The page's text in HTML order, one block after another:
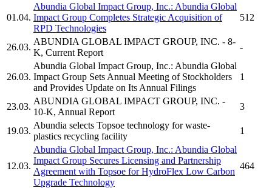
01.04.
Abundia Global Impact Group, Inc.: Abundia Global
Impact Group Completes Strategic Acquisition of
RPD Technologies
512
26.03.
ABUNDIA GLOBAL IMPACT GROUP, INC. - 8-
K, Current Report
-
26.03.
Abundia Global Impact Group, Inc.: Abundia Global
Impact Group Sets Annual Meeting of Stockholders
and Provides Update on Its Annual Filings
1
23.03.
ABUNDIA GLOBAL IMPACT GROUP, INC. -
10-K, Annual Report
3
19.03.
Abundia selects Topsoe technology for waste-
plastics recycling facility
1
12.03.
Abundia Global Impact Group, Inc.: Abundia Global
Impact Group Secures Licensing and Partnership
Agreement with Topsoe for HydroFlex Low Carbon
Upgrade Technology
464